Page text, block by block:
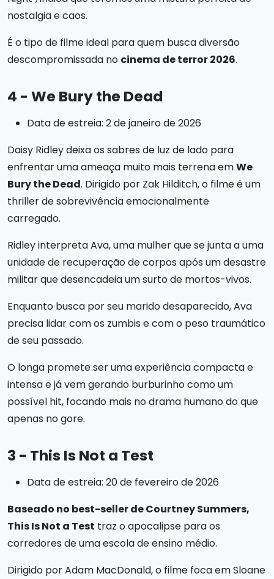
nostalgia e caos.
É o tipo de filme ideal para quem busca diversão
descompromissada no cinema de terror 2026.
4 - We Bury the Dead
Data de estreia: 2 de janeiro de 2026
Daisy Ridley deixa os sabres de luz de lado para
enfrentar uma ameaça muito mais terrena emWe
Bury the Dead. Dirigido por Zak Hilditch, o filme é um
thriller de sobrevivência emocionalmente
carregado.
Ridley interpreta Ava, uma mulher que se junta a uma
unidade de recuperação de corpos após um desastre
militar que desencadeia um surto de mortos-vivos.
Enquanto busca por seu marido desaparecido, Ava
precisa lidar com os zumbis e com o peso traumático
de seu passado.
O longa promete ser uma experiência compacta e
intensa e já vem gerando burburinho como um
possível hit, focando mais no drama humano do que
apenas no gore.
3 - This Is Not a Test
Data de estreia: 20 de fevereiro de 2026
Baseado no best-seller de Courtney Summers,
This Is Not a Test traz o apocalipse para os
corredores de uma escola de ensino médio.
Dirigido por Adam MacDonald, o filme foca em Sloane